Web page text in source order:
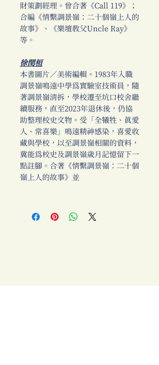
財策劃經理。曾合著《Call 119》；
合編《情繫調景嶺：二十個嶺上人的
故事》、《樂壇教父Uncle Ray》
等。
徐閏桓
本書圖片／美術編輯。1983年入職
調景嶺鳴遠中學為實驗室技術員，隨
著調景嶺清拆，學校遷至坑口校舍繼
續服務，直至2023年退休後，仍協
助整理校史文物。受「全犧牲、真愛
人、常喜樂」鳴遠精神感染，喜愛收
藏與學校，以至調景嶺相關的資料，
冀能為校史及調景嶺歲月記憶留下一
點註腳。合著《情繫調景嶺：二十個
嶺上人的故事》並